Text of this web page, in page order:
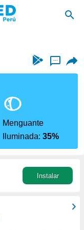
...
Menguante
Iluminada:35%
Instalar